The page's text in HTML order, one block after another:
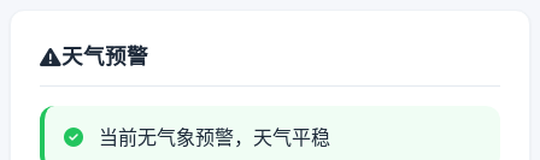
天气预警
当前无气象预警，天气平稳